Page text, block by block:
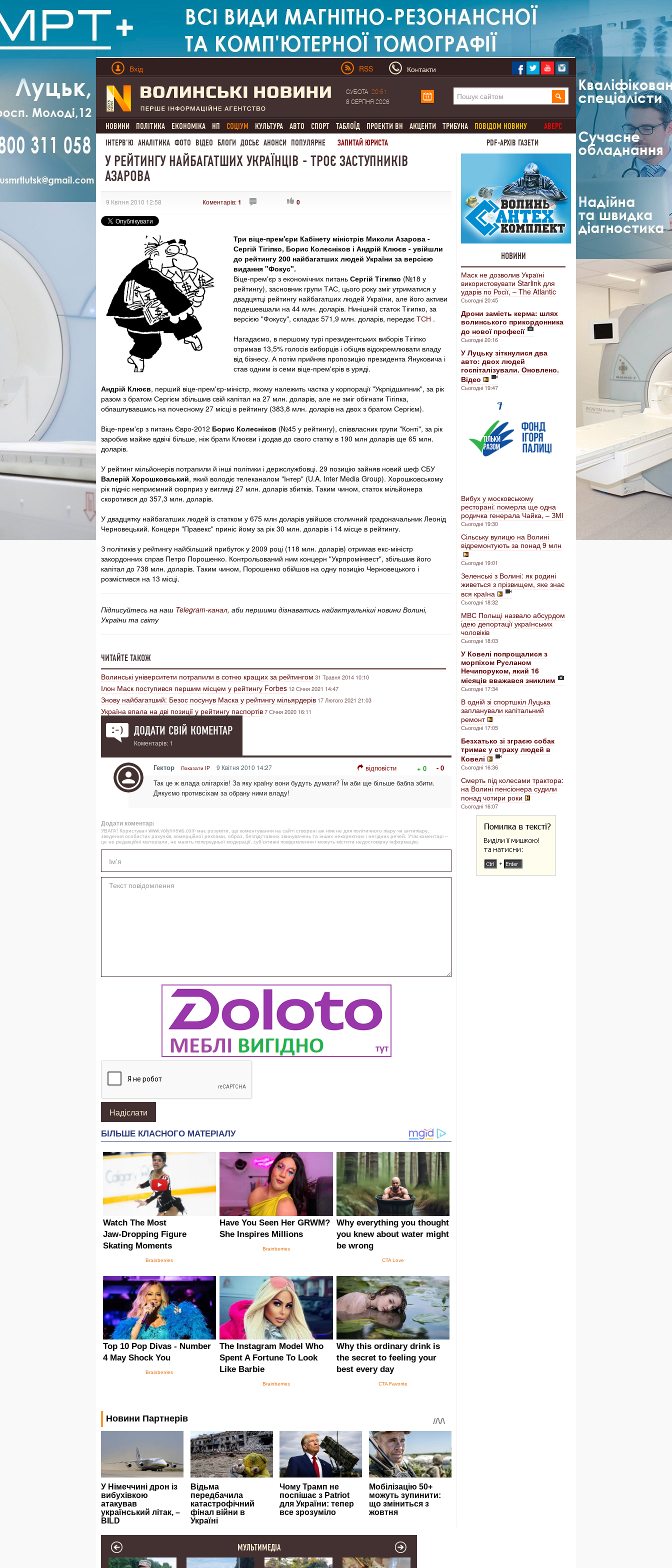
Вхід RSS Контакти
СУБОТА
20:51
8 СЕРПНЯ 2026
НОВИНИ ПОЛІТИКА ЕКОНОМІКА НП СОЦІУМ КУЛЬТУРА АВТО СПОРТ ТАБЛОЇД ПРОЕКТИ ВН АКЦЕНТИ ТРИБУНА ПОВІДОМ НОВИНУ
АВЕРС
ІНТЕРВ'Ю АНАЛІТИКА ФОТО ВІДЕО БЛОГИ ДОСЬЄ АНОНСИ ПОПУЛЯРНЕ ЗАПИТАЙ ЮРИСТА PDF-АРХІВ ГАЗЕТИ
У РЕЙТИНГУ НАЙБАГАТШИХ УКРАЇНЦІВ - ТРОЄ ЗАСТУПНИКІВ
АЗАРОВА
9 Квітня 2010 12:58 Коментарів:1 0
Три віце-прем'єри Кабінету міністрів Миколи Азарова -
Сергій Тігіпко, Борис Колесніков і Андрій Клюєв - увійшли
до рейтингу 200 найбагатших людей України за версією
видання "Фокус".
Віце-прем'єр з економічних питань Сергій Тігипко (№18 у
рейтингу), засновник групи ТАС, цього року зміг утриматися у
двадцятці рейтингу найбагатших людей України, але його активи
подешевшали на 44 млн. доларів. Нинішній статок Тігипко, за
версією "Фокусу", складає 571,9 млн. доларів, передає ТСН .
Нагадаємо, в першому турі президентських виборів Тігіпко
отримав 13,5% голосів виборців і обіцяв відокремлювати владу
від бізнесу. А потім прийняв пропозицію президента Януковича і
став одним із семи віце-прем'єрів в уряді.
Андрій Клюєв, перший віце-прем'єр-міністр, якому належить частка у корпорації "Укрпідшипник", за рік
разом з братом Сергієм збільшив свій капітал на 27 млн. доларів, але не зміг обігнати Тігіпка,
облаштувавшись на почесному 27 місці в рейтингу (383,8 млн. доларів на двох з братом Сергієм).
Віце-прем'єр з питань Євро-2012 Борис Колесніков (№45 у рейтингу), співвласник групи "Конті", за рік
заробив майже вдвічі більше, ніж брати Клюєви і додав до свого статку в 190 млн доларів ще 65 млн.
доларів.
У рейтинг мільйонерів потрапили й інші політики і держслужбовці. 29 позицію зайняв новий шеф СБУ
Валерій Хорошковський, який володіє телеканалом "Інтер" (U.A. Inter Media Group). Хорошковському
рік підніс неприємний сюрприз у вигляді 27 млн. доларів збитків. Таким чином, статок мільйонера
скоротився до 357,3 млн. доларів.
У двадцятку найбагатших людей із статком у 675 млн доларів увійшов столичний градоначальник Леонід
Черновецький. Концерн "Правекс" приніс йому за рік 30 млн. доларів і 14 місце в рейтингу.
З політиків у рейтингу найбільший прибуток у 2009 році (118 млн. доларів) отримав екс-міністр
закордонних справ Петро Порошенко. Контрольований ним концерн "Укрпромінвест", збільшив його
капітал до 738 млн. доларів. Таким чином, Порошенко обійшов на одну позицію Черновецького і
розмістився на 13 місці.
Підписуйтесь на наш Telegram-канал, аби першими дізнаватись найактуальніші новини Волині,
України та світу
ЧИТАЙТЕ ТАКОЖ
Волинські університети потрапили в сотню кращих за рейтингом 31 Травня 2014 10:10
Ілон Маск поступився першим місцем у рейтингу Forbes 12 Січня 2021 14:47
Знову найбагатший: Безос посунув Маска у рейтингу мільярдерів 17 Лютого 2021 21:03
Україна впала на дві позиції у рейтингу паспортів7 Січня 2020 16:11
ДОДАТИ СВІЙ КОМЕНТАР
Коментарів: 1
Гектор Показати IP 9 Квітня 2010 14:27 відповісти + 0
- 0
Так це ж влада олігархів! За яку країну вони будуть думати? Їм аби ще більше бабла збити.
Дякуємо противсіхам за обрану ними владу!
Додати коментар:
УВАГА! Користувач www.volynnews.com має розуміти, що коментування на сайті створені аж ніяк не для політичного піару чи антипіару,
зведення особистих рахунків, комерційної реклами, образ, безпідставних звинувачень та інших некоректних і негідних речей. Утім коментарі –
це не редакційні матеріали, не мають попередньої модерації, суб’єктивні повідомлення і можуть містити недостовірну інформацію.
НОВИНИ
Маск не дозволив Україні
використовувати Starlink для
ударів по Росії, – The Atlantic
Сьогодні 20:45
Дрони замість керма: шлях
волинського прикордонника
до нової професії
Сьогодні 20:16
У Луцьку зіткнулися два
авто: двох людей
госпіталізували. Оновлено.
Відео
Сьогодні 19:47
Вибух у московському
ресторані: померла ще одна
родичка генерала Чайка, – ЗМІ
Сьогодні 19:30
Сільську вулицю на Волині
відремонтують за понад 9 млн
Сьогодні 19:01
Зеленські з Волині: як родині
живеться з прізвищем, яке знає
вся країна
Сьогодні 18:32
МВС Польщі назвало абсурдом
ідею депортації українських
чоловіків
Сьогодні 18:03
У Ковелі попрощалися з
морпіхом Русланом
Нечипоруком, який 16
місяців вважався зниклим
Сьогодні 17:34
В одній зі спортшкіл Луцька
запланували капітальний
ремонт
Сьогодні 17:05
Безхатько зі зграєю собак
тримає у страху людей в
Ковелі
Сьогодні 16:36
Смерть під колесами трактора:
на Волині пенсіонера судили
понад чотири роки
Сьогодні 16:07
МУЛЬТИМЕДІА